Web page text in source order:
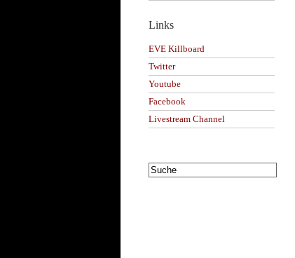
Links
EVE Killboard
Twitter
Youtube
Facebook
Livestream Channel